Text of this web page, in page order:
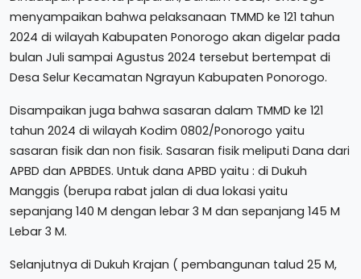
menyampaikan bahwa pelaksanaan TMMD ke 121 tahun
2024 di wilayah Kabupaten Ponorogo akan digelar pada
bulan Juli sampai Agustus 2024 tersebut bertempat di
Desa Selur Kecamatan Ngrayun Kabupaten Ponorogo.
Disampaikan juga bahwa sasaran dalam TMMD ke 121
tahun 2024 di wilayah Kodim 0802/Ponorogo yaitu
sasaran fisik dan non fisik. Sasaran fisik meliputi Dana dari
APBD dan APBDES. Untuk dana APBD yaitu : di Dukuh
Manggis (berupa rabat jalan di dua lokasi yaitu
sepanjang 140 M dengan lebar 3 M dan sepanjang 145 M
Lebar 3 M.
Selanjutnya di Dukuh Krajan ( pembangunan talud 25 M,